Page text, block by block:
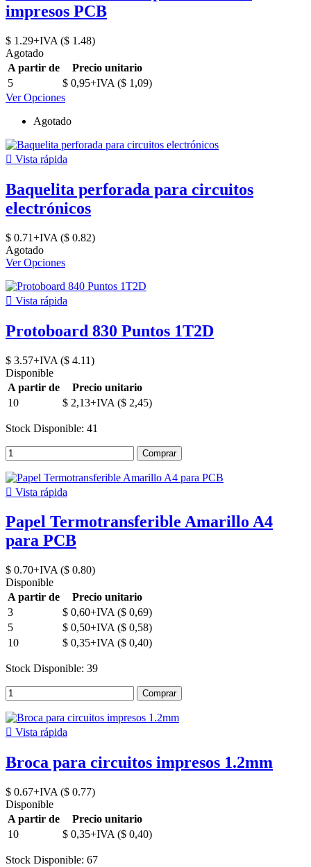
impresos PCB
$ 1.29+IVA ($ 1.48)
Agotado
A partir de
Precio unitario
5
$ 0,95+IVA ($ 1,09)
Ver Opciones
Agotado
 Vista rápida
Baquelita perforada para circuitos
electrónicos
$ 0.71+IVA ($ 0.82)
Agotado
Ver Opciones
 Vista rápida
Protoboard 830 Puntos 1T2D
$ 3.57+IVA ($ 4.11)
Disponible
A partir de
Precio unitario
10
$ 2,13+IVA ($ 2,45)
Stock Disponible: 41
Comprar
 Vista rápida
Papel Termotransferible Amarillo A4
para PCB
$ 0.70+IVA ($ 0.80)
Disponible
A partir de
Precio unitario
3
$ 0,60+IVA ($ 0,69)
5
$ 0,50+IVA ($ 0,58)
10
$ 0,35+IVA ($ 0,40)
Stock Disponible: 39
Comprar
 Vista rápida
Broca para circuitos impresos 1.2mm
$ 0.67+IVA ($ 0.77)
Disponible
A partir de
Precio unitario
10
$ 0,35+IVA ($ 0,40)
Stock Disponible: 67